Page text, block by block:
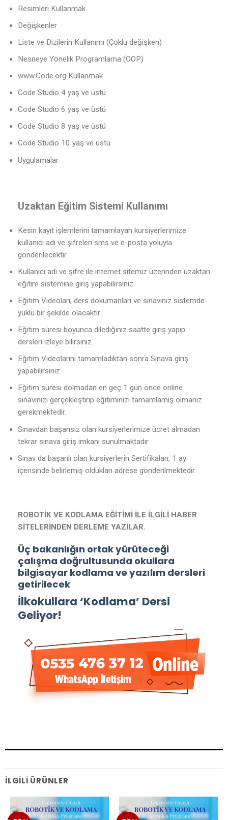
Resimleri Kullanmak
Değişkenler
Liste ve Dizilerin Kullanımı (Çoklu değişken)
Nesneye Yönelik Programlama (OOP)
www.Code.org Kullanmak
Code Studio 4 yaş ve üstü
Code Studio 6 yaş ve üstü
Code Studio 8 yaş ve üstü
Code Studio 10 yaş ve üstü
Uygulamalar
Uzaktan Eğitim Sistemi Kullanımı
Kesin kayıt işlemlerini tamamlayan kursiyerlerimize
kullanıcı adı ve şifreleri sms ve e-posta yoluyla
gönderilecektir.
Kullanıcı adı ve şifre ile internet sitemiz üzerinden uzaktan
eğitim sistemine giriş yapabilirsiniz.
Eğitim Videoları, ders dokümanları ve sınavınız sistemde
yüklü bir şekilde olacaktır.
Eğitim süresi boyunca dilediğiniz saatte giriş yapıp
dersleri izleye bilirsiniz.
Eğitim Videolarını tamamladıktan sonra Sınava giriş
yapabilirsiniz.
Eğitim süresi dolmadan en geç 1 gün önce online
sınavınızı gerçekleştirip eğitiminizi tamamlamış olmanız
gerekmektedir.
Sınavdan başarısız olan kursiyerlerimize ücret almadan
tekrar sınava giriş imkanı sunulmaktadır.
Sınav da başarılı olan kursiyerlerin Sertifikaları, 1 ay
içerisinde belirlemiş oldukları adrese gönderilmektedir.
ROBOTİK VE KODLAMA EĞİTİMİ İLE İLGİLİ HABER
SİTELERİNDEN DERLEME YAZILAR.
Üç bakanlığın ortak yürüteceği
çalışma doğrultusunda okullara
bilgisayar kodlama ve yazılım dersleri
getirilecek
İlkokullara ‘Kodlama’ Dersi
Geliyor!
İLGILI ÜRÜNLER